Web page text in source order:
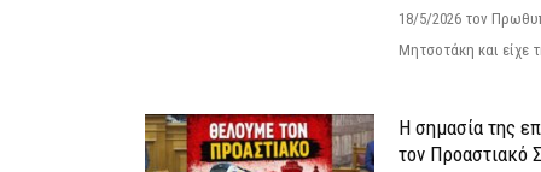
18/5/2026 τον
Μητσοτάκη και είχε
Η σημασία της
τον Προαστιακό